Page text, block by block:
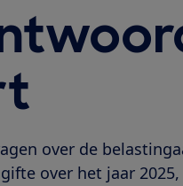
over de
over het jaar